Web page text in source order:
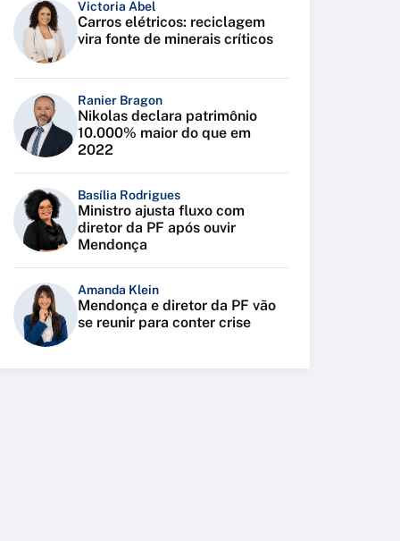
Victoria Abel
Carros elétricos: reciclagem
vira fonte de minerais críticos
Ranier Bragon
Nikolas declara patrimônio
10.000% maior do que em
2022
Basília Rodrigues
Ministro ajusta fluxo com
diretor da PF após ouvir
Mendonça
Amanda Klein
Mendonça e diretor da PF vão
se reunir para conter crise